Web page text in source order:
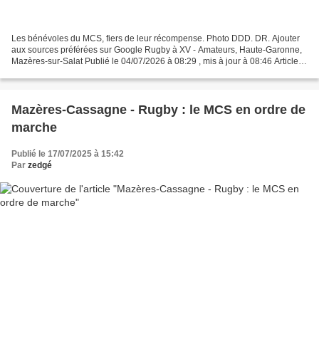
Les bénévoles du MCS, fiers de leur récompense. Photo DDD. DR. Ajouter
aux sources préférées sur Google Rugby à XV - Amateurs, Haute-Garonne,
Mazères-sur-Salat Publié le 04/07/2026 à 08:29 , mis à jour à 08:46 Article
Mazères-Cassagne - Rugby : le MCS en ordre de
marche
Publié le 17/07/2025 à 15:42
Par zedgé